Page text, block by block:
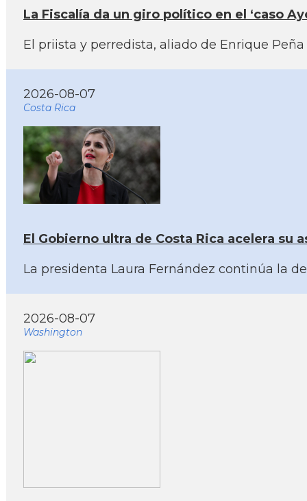
La Fiscalía da un giro político en el ‘caso
El priista y perredista, aliado de Enrique
2026-08-07
Costa Rica
El Gobierno ultra de Costa Rica acelera su
La presidenta Laura Fernández continúa la
2026-08-07
Washington